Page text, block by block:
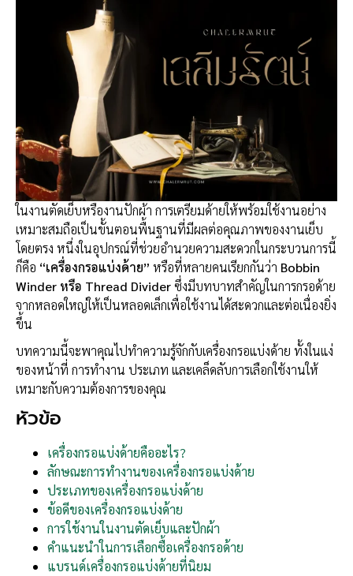
ในงานตัดเย็บหรืองานปักผ้า การเตรียมด้ายให้พร้อมใช้งานอย่าง
เหมาะสมถือเป็นขั้นตอนพื้นฐานที่มีผลต่อคุณภาพของงานเย็บ
โดยตรง หนึ่งในอุปกรณ์ที่ช่วยอำนวยความสะดวกในกระบวนการนี้
ก็คือ “เครื่องกรอแบ่งด้าย” หรือที่หลายคนเรียกกันว่า Bobbin
Winder หรือ Thread Dividerซึ่งมีบทบาทสำคัญในการกรอด้าย
จากหลอดใหญ่ให้เป็นหลอดเล็กเพื่อใช้งานได้สะดวกและต่อเนื่องยิ่ง
ขึ้น
บทความนี้จะพาคุณไปทำความรู้จักกับเครื่องกรอแบ่งด้าย ทั้งในแง่
ของหน้าที่ การทำงาน ประเภท และเคล็ดลับการเลือกใช้งานให้
เหมาะกับความต้องการของคุณ
หัวข้อ
เครื่องกรอแบ่งด้ายคืออะไร?
ลักษณะการทำงานของเครื่องกรอแบ่งด้าย
ประเภทของเครื่องกรอแบ่งด้าย
ข้อดีของเครื่องกรอแบ่งด้าย
การใช้งานในงานตัดเย็บและปักผ้า
คำแนะนำในการเลือกซื้อเครื่องกรอด้าย
แบรนด์เครื่องกรอแบ่งด้ายที่นิยม